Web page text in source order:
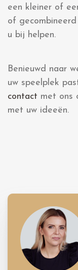
een kleiner of
of
u bij helpen.
Benieuwd naar
uw speelplek
contact met ons
met uw ideeën.